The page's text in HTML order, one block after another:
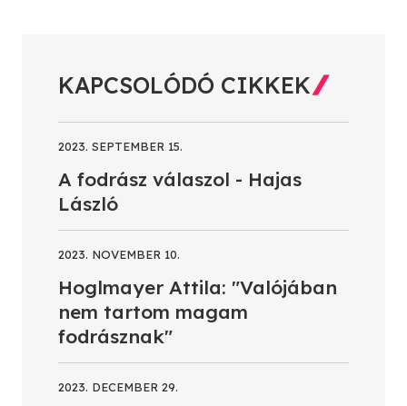
KAPCSOLÓDÓ CIKKEK
2023. SEPTEMBER 15.
A fodrász válaszol - Hajas
László
2023. NOVEMBER 10.
Hoglmayer Attila: "Valójában
nem tartom magam
fodrásznak"
2023. DECEMBER 29.